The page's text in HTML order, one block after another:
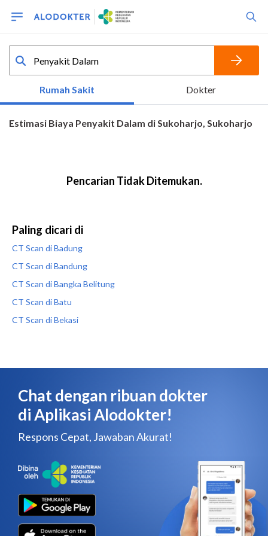
Paling dicari di
CT Scan di Badung
CT Scan di Bandung
CT Scan di Bangka Belitung
CT Scan di Batu
CT Scan di Bekasi